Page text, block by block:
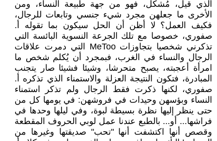
الذي قيل، مُشكل، فهو من جهة طبيعة النساء، ومن
الأخرى ما جعلهن مجرد شيء جنسي وتابعات للرجال،
فكيف العمل؟ لا أظن أن الحل سيكون بما تقوله أ.
صفوري، خصوصا مع تلك الجرعة النسوية البائسة التي
تذكرني شخصيا بتجاوزات MeToo التي دمرت علاقات
الرجال والنساء في الغرب، فبمجرد أن يُكلم شخص ما
امرأة أعجبته، يصبح متحرشا، وشيئا فشيئا صار يتجنب
المبادرة، فتكون النتيجة العزلة والاستمناء الذي تذكره أ.
صفوري، لكنها ذكرت فقط الرجال ولم تذكر استمناء
النساء وبؤسهن وحيدات في فروشهن: في يومها كل من
حتى ينظر إليها نظرة بسيطة لبوة، وفي ليلها وحدها في
فراشها... أو... بالطبع عندنا عمل لوبي الحروف المقطعة
وقصص أنها اكتشفت أنها "تحب" صديقتها وغيرها من